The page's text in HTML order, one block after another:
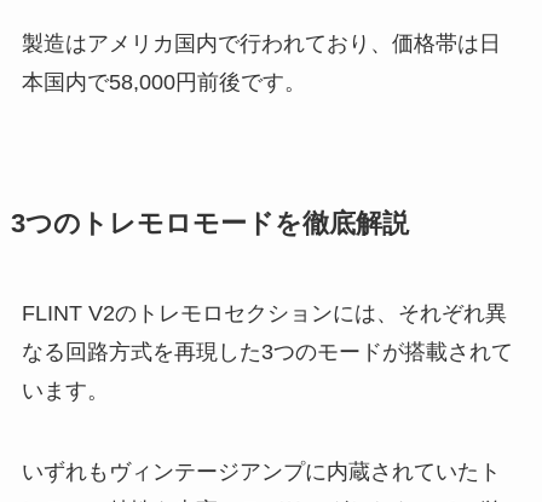
製造はアメリカ国内で行われており、価格帯は日
本国内で58,000円前後です。
3つのトレモロモードを徹底解説
FLINT V2のトレモロセクションには、それぞれ異
なる回路方式を再現した3つのモードが搭載されて
います。
いずれもヴィンテージアンプに内蔵されていたト